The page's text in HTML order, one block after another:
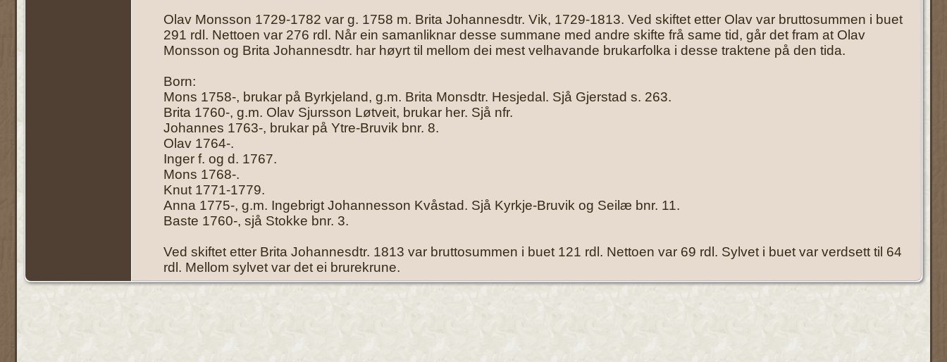
Olav Monsson 1729-1782 var g. 1758 m. Brita Johannesdtr. Vik, 1729-1813. Ved skiftet etter Olav var bruttosummen i buet
291 rdl. Nettoen var 276 rdl. Når ein samanliknar desse summane med andre skifte frå same tid, går det fram at Olav
Monsson og Brita Johannesdtr. har høyrt til mellom dei mest velhavande brukarfolka i desse traktene på den tida.
Born:
Mons 1758-, brukar på Byrkjeland, g.m. Brita Monsdtr. Hesjedal. Sjå Gjerstad s. 263.
Brita 1760-, g.m. Olav Sjursson Løtveit, brukar her. Sjå nfr.
Johannes 1763-, brukar på Ytre-Bruvik bnr. 8.
Olav 1764-.
Inger f. og d. 1767.
Mons 1768-.
Knut 1771-1779.
Anna 1775-, g.m. Ingebrigt Johannesson Kvåstad. Sjå Kyrkje-Bruvik og Seilæ bnr. 11.
Baste 1760-, sjå Stokke bnr. 3.
Ved skiftet etter Brita Johannesdtr. 1813 var bruttosummen i buet 121 rdl. Nettoen var 69 rdl. Sylvet i buet var verdsett til 64
rdl. Mellom sylvet var det ei brurekrune.